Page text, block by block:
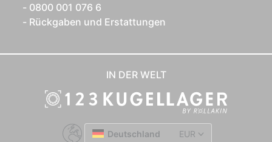
0800 001 076 6
Rückgaben und Erstattungen
IN DER WELT
Deutschland EUR